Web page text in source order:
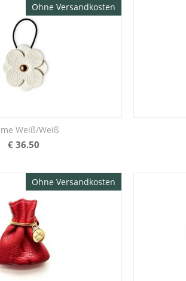
Ohne Versandkosten
Weiß/Weiß
€ 36.50
Ohne Versandkosten